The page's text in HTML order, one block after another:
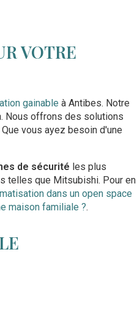
VOTRE
gainable à Antibes. Notre
Nous offrons des solutions
vous ayez besoin d'une
de sécurité les plus
telles que Mitsubishi. Pour en
dans un open space
maison familiale ?.